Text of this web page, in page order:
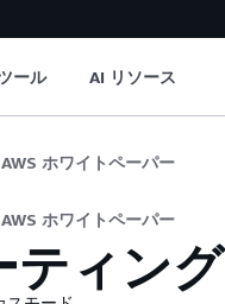
ール AI リソース
AWS ホワイトペーパー
AWS ホワイトペーパー
ティング